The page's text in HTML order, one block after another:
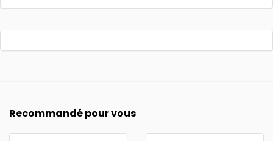
Recommandé pour vous